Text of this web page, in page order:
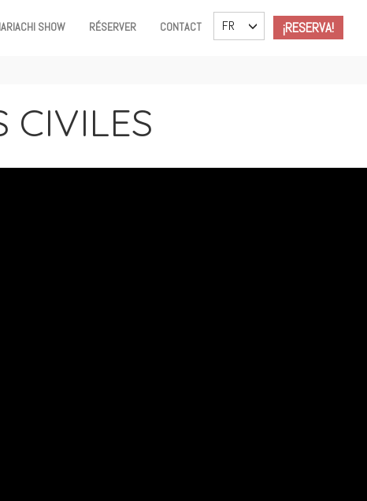
¡RESERVA!
SHOW RÉSERVER CONTACT FR TOGGLE DROPDOWN
CIVILES